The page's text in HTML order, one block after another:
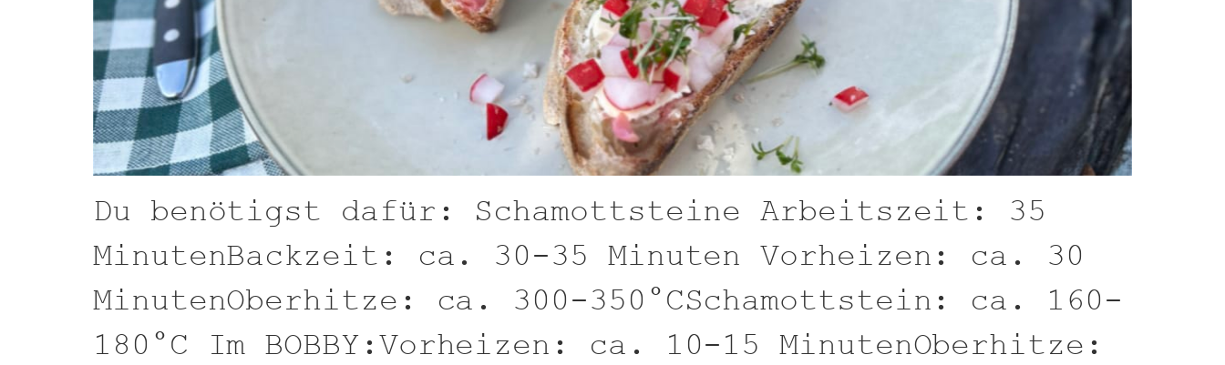
Du benötigst dafür: Schamottsteine Arbeitszeit: 35
MinutenBackzeit: ca. 30-35 Minuten Vorheizen: ca. 30
MinutenOberhitze: ca. 300-350°CSchamottstein: ca. 160-
180°C Im BOBBY:Vorheizen: ca. 10-15 MinutenOberhitze: